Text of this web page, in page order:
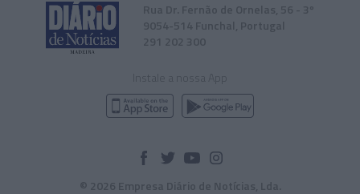
Rua Dr. Fernão de Ornelas, 56 - 3º
9054-514 Funchal, Portugal
291 202 300
Instale a nossa App
© 2026 Empresa Diário de Notícias, Lda.